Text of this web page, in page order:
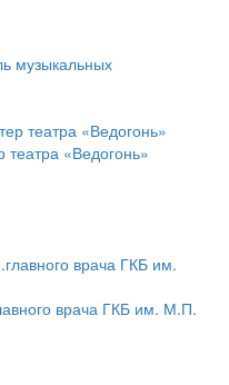
музыкальных
театра «Ведогонь»
врача ГКБ им. М.П.